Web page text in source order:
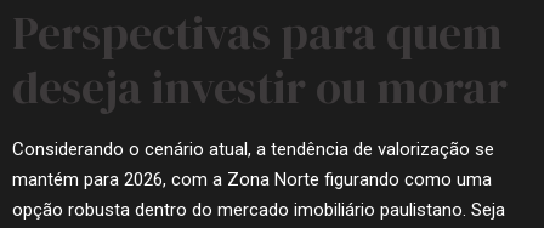
Perspectivas para quem
deseja investir ou morar
Considerando o cenário atual, a tendência de valorização se
mantém para 2026, com a Zona Norte figurando como uma
opção robusta dentro do mercado imobiliário paulistano. Seja